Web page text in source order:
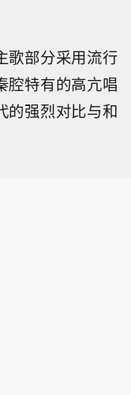
歌部分采用流行
腔特有的高亢唱
的强烈对比与和